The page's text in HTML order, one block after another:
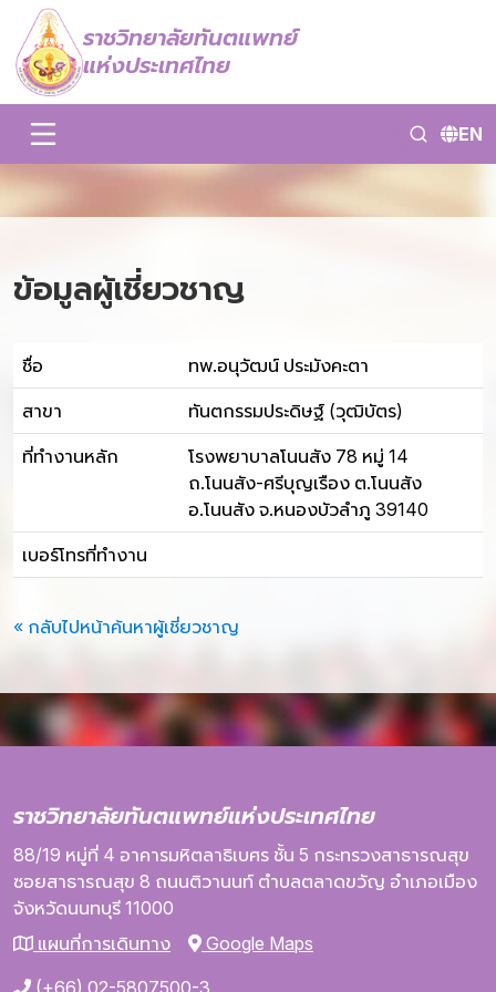
ราชวิทยาลัยทันตแพทย์
แห่งประเทศไทย
EN
ข้อมูลผู้เชี่ยวชาญ
ชื่อ ทพ.อนุวัฒน์ ประมังคะตา
สาขา ทันตกรรมประดิษฐ์ (วุฒิบัตร)
ที่ทำงานหลัก
โรงพยาบาลโนนสัง 78 หมู่ 14
ถ.โนนสัง-ศรีบุญเรือง ต.โนนสัง
อ.โนนสัง จ.หนองบัวลำภู 39140
เบอร์โทรที่ทำงาน
« กลับไปหน้าค้นหาผู้เชี่ยวชาญ
ราชวิทยาลัยทันตแพทย์แห่งประเทศไทย
88/19 หมู่ที่ 4 อาคารมหิตลาธิเบศร ชั้น 5 กระทรวงสาธารณสุข
ซอยสาธารณสุข 8 ถนนติวานนท์ ตำบลตลาดขวัญ อำเภอเมือง
จังหวัดนนทบุรี 11000
แผนที่การเดินทาง
Google Maps
(+66) 02-5807500-3